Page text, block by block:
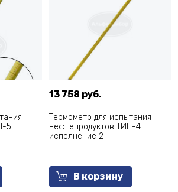
5
13 758 руб.
Термометр для испытания
нефтепродуктов ТИН-4
исполнение 2
В корзину